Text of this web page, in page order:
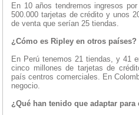
En 10 años tendremos ingresos
500.000 tarjetas de crédito y unos
de venta que serían 25 tiendas.
¿Cómo es Ripley en otros países?
En Perú tenemos 21 tiendas, y 41
cinco millones de tarjetas de
país centros comerciales. En
negocio.
¿Qué han tenido que adaptar